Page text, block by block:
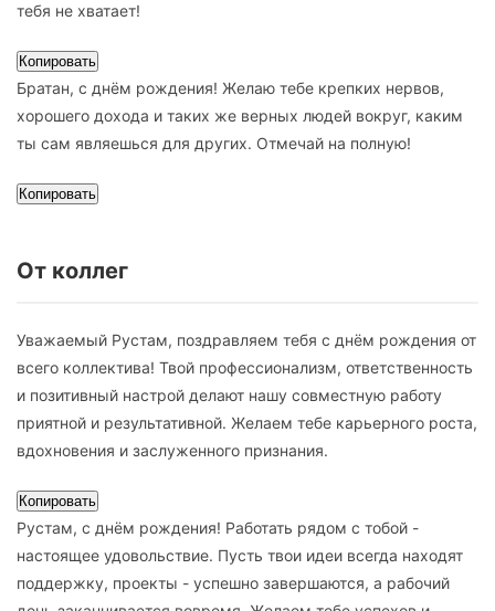
тебя не хватает!
Копировать
Братан, с днём рождения! Желаю тебе крепких нервов,
хорошего дохода и таких же верных людей вокруг, каким
ты сам являешься для других. Отмечай на полную!
Копировать
От коллег
Уважаемый Рустам, поздравляем тебя с днём рождения от
всего коллектива! Твой профессионализм, ответственность
и позитивный настрой делают нашу совместную работу
приятной и результативной. Желаем тебе карьерного роста,
вдохновения и заслуженного признания.
Копировать
Рустам, с днём рождения! Работать рядом с тобой -
настоящее удовольствие. Пусть твои идеи всегда находят
поддержку, проекты - успешно завершаются, а рабочий